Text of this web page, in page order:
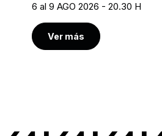
6 al 9 AGO 2026 - 20.30 H
Ver más